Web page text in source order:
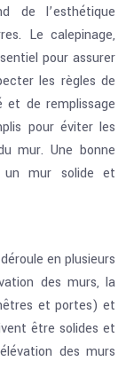
de l’esthétique
Le calepinage,
pour assurer
les règles de
et de remplissage
pour éviter les
mur. Une bonne
un mur solide et
en plusieurs
des murs, la
et portes) et
être solides et
des murs